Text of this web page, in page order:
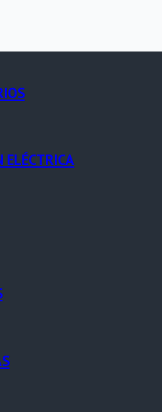
ELÉCTRICA